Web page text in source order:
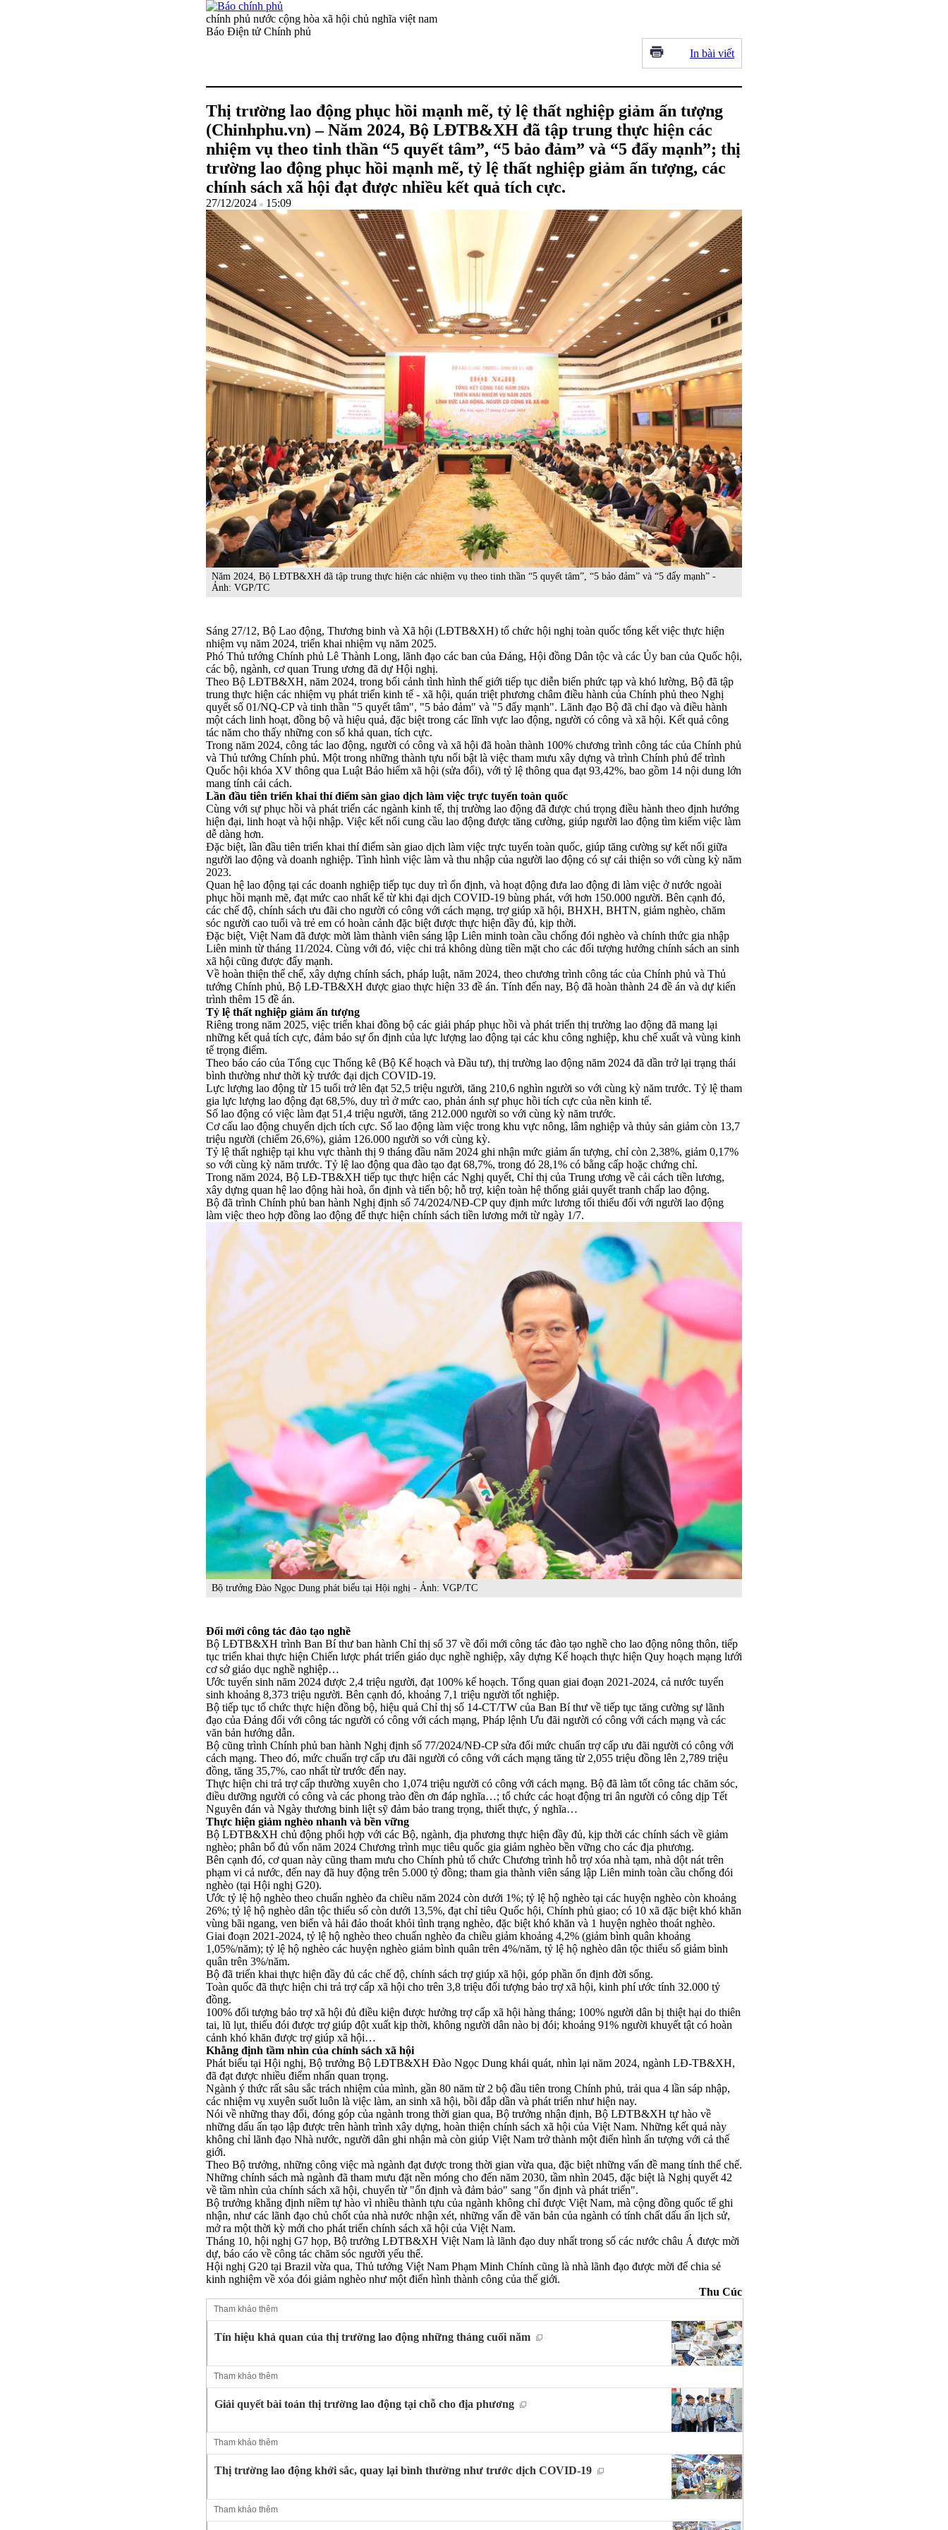
chính phủ nước cộng hòa xã hội chủ nghĩa việt nam
Báo Điện tử Chính phủ
In bài viết
Thị trường lao động phục hồi mạnh mẽ, tỷ lệ thất nghiệp giảm ấn tượng
(Chinhphu.vn) – Năm 2024, Bộ LĐTB&XH đã tập trung thực hiện các
nhiệm vụ theo tinh thần “5 quyết tâm”, “5 bảo đảm” và “5 đẩy mạnh”; thị
trường lao động phục hồi mạnh mẽ, tỷ lệ thất nghiệp giảm ấn tượng, các
chính sách xã hội đạt được nhiều kết quả tích cực.
27/12/2024 15:09
Năm 2024, Bộ LĐTB&XH đã tập trung thực hiện các nhiệm vụ theo tinh thần “5 quyết tâm”, “5 bảo đảm” và “5 đẩy mạnh” -
Ảnh: VGP/TC
Sáng 27/12, Bộ Lao động, Thương binh và Xã hội (LĐTB&XH) tổ chức hội nghị toàn quốc tổng kết việc thực hiện
nhiệm vụ năm 2024, triển khai nhiệm vụ năm 2025.
Phó Thủ tướng Chính phủ Lê Thành Long, lãnh đạo các ban của Đảng, Hội đồng Dân tộc và các Ủy ban của Quốc hội,
các bộ, ngành, cơ quan Trung ương đã dự Hội nghị.
Theo Bộ LĐTB&XH, năm 2024, trong bối cảnh tình hình thế giới tiếp tục diễn biến phức tạp và khó lường, Bộ đã tập
trung thực hiện các nhiệm vụ phát triển kinh tế - xã hội, quán triệt phương châm điều hành của Chính phủ theo Nghị
quyết số 01/NQ-CP và tinh thần "5 quyết tâm", "5 bảo đảm" và "5 đẩy mạnh". Lãnh đạo Bộ đã chỉ đạo và điều hành
một cách linh hoạt, đồng bộ và hiệu quả, đặc biệt trong các lĩnh vực lao động, người có công và xã hội. Kết quả công
tác năm cho thấy những con số khả quan, tích cực.
Trong năm 2024, công tác lao động, người có công và xã hội đã hoàn thành 100% chương trình công tác của Chính phủ
và Thủ tướng Chính phủ. Một trong những thành tựu nổi bật là việc tham mưu xây dựng và trình Chính phủ để trình
Quốc hội khóa XV thông qua Luật Bảo hiểm xã hội (sửa đổi), với tỷ lệ thông qua đạt 93,42%, bao gồm 14 nội dung lớn
mang tính cải cách.
Lần đầu tiên triển khai thí điểm sàn giao dịch làm việc trực tuyến toàn quốc
Cùng với sự phục hồi và phát triển các ngành kinh tế, thị trường lao động đã được chú trọng điều hành theo định hướng
hiện đại, linh hoạt và hội nhập. Việc kết nối cung cầu lao động được tăng cường, giúp người lao động tìm kiếm việc làm
dễ dàng hơn.
Đặc biệt, lần đầu tiên triển khai thí điểm sàn giao dịch làm việc trực tuyến toàn quốc, giúp tăng cường sự kết nối giữa
người lao động và doanh nghiệp. Tình hình việc làm và thu nhập của người lao động có sự cải thiện so với cùng kỳ năm
2023.
Quan hệ lao động tại các doanh nghiệp tiếp tục duy trì ổn định, và hoạt động đưa lao động đi làm việc ở nước ngoài
phục hồi mạnh mẽ, đạt mức cao nhất kể từ khi đại dịch COVID-19 bùng phát, với hơn 150.000 người. Bên cạnh đó,
các chế độ, chính sách ưu đãi cho người có công với cách mạng, trợ giúp xã hội, BHXH, BHTN, giảm nghèo, chăm
sóc người cao tuổi và trẻ em có hoàn cảnh đặc biệt được thực hiện đầy đủ, kịp thời.
Đặc biệt, Việt Nam đã được mời làm thành viên sáng lập Liên minh toàn cầu chống đói nghèo và chính thức gia nhập
Liên minh từ tháng 11/2024. Cùng với đó, việc chi trả không dùng tiền mặt cho các đối tượng hưởng chính sách an sinh
xã hội cũng được đẩy mạnh.
Về hoàn thiện thể chế, xây dựng chính sách, pháp luật, năm 2024, theo chương trình công tác của Chính phủ và Thủ
tướng Chính phủ, Bộ LĐ-TB&XH được giao thực hiện 33 đề án. Tính đến nay, Bộ đã hoàn thành 24 đề án và dự kiến
trình thêm 15 đề án.
Tỷ lệ thất nghiệp giảm ấn tượng
Riêng trong năm 2025, việc triển khai đồng bộ các giải pháp phục hồi và phát triển thị trường lao động đã mang lại
những kết quả tích cực, đảm bảo sự ổn định của lực lượng lao động tại các khu công nghiệp, khu chế xuất và vùng kinh
tế trọng điểm.
Theo báo cáo của Tổng cục Thống kê (Bộ Kế hoạch và Đầu tư), thị trường lao động năm 2024 đã dần trở lại trạng thái
bình thường như thời kỳ trước đại dịch COVID-19.
Lực lượng lao động từ 15 tuổi trở lên đạt 52,5 triệu người, tăng 210,6 nghìn người so với cùng kỳ năm trước. Tỷ lệ tham
gia lực lượng lao động đạt 68,5%, duy trì ở mức cao, phản ánh sự phục hồi tích cực của nền kinh tế.
Số lao động có việc làm đạt 51,4 triệu người, tăng 212.000 người so với cùng kỳ năm trước.
Cơ cấu lao động chuyển dịch tích cực. Số lao động làm việc trong khu vực nông, lâm nghiệp và thủy sản giảm còn 13,7
triệu người (chiếm 26,6%), giảm 126.000 người so với cùng kỳ.
Tỷ lệ thất nghiệp tại khu vực thành thị 9 tháng đầu năm 2024 ghi nhận mức giảm ấn tượng, chỉ còn 2,38%, giảm 0,17%
so với cùng kỳ năm trước. Tỷ lệ lao động qua đào tạo đạt 68,7%, trong đó 28,1% có bằng cấp hoặc chứng chỉ.
Trong năm 2024, Bộ LĐ-TB&XH tiếp tục thực hiện các Nghị quyết, Chỉ thị của Trung ương về cải cách tiền lương,
xây dựng quan hệ lao động hài hoà, ổn định và tiến bộ; hỗ trợ, kiện toàn hệ thống giải quyết tranh chấp lao động.
Bộ đã trình Chính phủ ban hành Nghị định số 74/2024/NĐ-CP quy định mức lương tối thiểu đối với người lao động
làm việc theo hợp đồng lao động để thực hiện chính sách tiền lương mới từ ngày 1/7.
Bộ trưởng Đào Ngọc Dung phát biểu tại Hội nghị - Ảnh: VGP/TC
Đổi mới công tác đào tạo nghề
Bộ LĐTB&XH trình Ban Bí thư ban hành Chỉ thị số 37 về đổi mới công tác đào tạo nghề cho lao động nông thôn, tiếp
tục triển khai thực hiện Chiến lược phát triển giáo dục nghề nghiệp, xây dựng Kế hoạch thực hiện Quy hoạch mạng lưới
cơ sở giáo dục nghề nghiệp…
Ước tuyển sinh năm 2024 được 2,4 triệu người, đạt 100% kế hoạch. Tổng quan giai đoạn 2021-2024, cả nước tuyển
sinh khoảng 8,373 triệu người. Bên cạnh đó, khoảng 7,1 triệu người tốt nghiệp.
Bộ tiếp tục tổ chức thực hiện đồng bộ, hiệu quả Chỉ thị số 14-CT/TW của Ban Bí thư về tiếp tục tăng cường sự lãnh
đạo của Đảng đối với công tác người có công với cách mạng, Pháp lệnh Ưu đãi người có công với cách mạng và các
văn bản hướng dẫn.
Bộ cũng trình Chính phủ ban hành Nghị định số 77/2024/NĐ-CP sửa đổi mức chuẩn trợ cấp ưu đãi người có công với
cách mạng. Theo đó, mức chuẩn trợ cấp ưu đãi người có công với cách mạng tăng từ 2,055 triệu đồng lên 2,789 triệu
đồng, tăng 35,7%, cao nhất từ trước đến nay.
Thực hiện chi trả trợ cấp thường xuyên cho 1,074 triệu người có công với cách mạng. Bộ đã làm tốt công tác chăm sóc,
điều dưỡng người có công và các phong trào đền ơn đáp nghĩa…; tổ chức các hoạt động tri ân người có công dịp Tết
Nguyên đán và Ngày thương binh liệt sỹ đảm bảo trang trọng, thiết thực, ý nghĩa…
Thực hiện giảm nghèo nhanh và bền vững
Bộ LĐTB&XH chủ động phối hợp với các Bộ, ngành, địa phương thực hiện đầy đủ, kịp thời các chính sách về giảm
nghèo; phân bổ đủ vốn năm 2024 Chương trình mục tiêu quốc gia giảm nghèo bền vững cho các địa phương.
Bên cạnh đó, cơ quan này cũng tham mưu cho Chính phủ tổ chức Chương trình hỗ trợ xóa nhà tạm, nhà dột nát trên
phạm vi cả nước, đến nay đã huy động trên 5.000 tỷ đồng; tham gia thành viên sáng lập Liên minh toàn cầu chống đói
nghèo (tại Hội nghị G20).
Ước tỷ lệ hộ nghèo theo chuẩn nghèo đa chiều năm 2024 còn dưới 1%; tỷ lệ hộ nghèo tại các huyện nghèo còn khoảng
26%; tỷ lệ hộ nghèo dân tộc thiểu số còn dưới 13,5%, đạt chỉ tiêu Quốc hội, Chính phủ giao; có 10 xã đặc biệt khó khăn
vùng bãi ngang, ven biển và hải đảo thoát khỏi tình trạng nghèo, đặc biệt khó khăn và 1 huyện nghèo thoát nghèo.
Giai đoạn 2021-2024, tỷ lệ hộ nghèo theo chuẩn nghèo đa chiều giảm khoảng 4,2% (giảm bình quân khoảng
1,05%/năm); tỷ lệ hộ nghèo các huyện nghèo giảm bình quân trên 4%/năm, tỷ lệ hộ nghèo dân tộc thiểu số giảm bình
quân trên 3%/năm.
Bộ đã triển khai thực hiện đầy đủ các chế độ, chính sách trợ giúp xã hội, góp phần ổn định đời sống.
Toàn quốc đã thực hiện chi trả trợ cấp xã hội cho trên 3,8 triệu đối tượng bảo trợ xã hội, kinh phí ước tính 32.000 tỷ
đồng.
100% đối tượng bảo trợ xã hội đủ điều kiện được hưởng trợ cấp xã hội hàng tháng; 100% người dân bị thiệt hại do thiên
tai, lũ lụt, thiếu đói được trợ giúp đột xuất kịp thời, không người dân nào bị đói; khoảng 91% người khuyết tật có hoàn
cảnh khó khăn được trợ giúp xã hội…
Khẳng định tầm nhìn của chính sách xã hội
Phát biểu tại Hội nghị, Bộ trưởng Bộ LĐTB&XH Đào Ngọc Dung khái quát, nhìn lại năm 2024, ngành LĐ-TB&XH,
đã đạt được nhiều điểm nhấn quan trọng.
Ngành ý thức rất sâu sắc trách nhiệm của mình, gần 80 năm từ 2 bộ đầu tiên trong Chính phủ, trải qua 4 lần sáp nhập,
các nhiệm vụ xuyên suốt luôn là việc làm, an sinh xã hội, bồi đắp dần và phát triển như hiện nay.
Nói về những thay đổi, đóng góp của ngành trong thời gian qua, Bộ trưởng nhận định, Bộ LĐTB&XH tự hào về
những dấu ấn tạo lập được trên hành trình xây dựng, hoàn thiện chính sách xã hội của Việt Nam. Những kết quả này
không chỉ lãnh đạo Nhà nước, người dân ghi nhận mà còn giúp Việt Nam trở thành một điển hình ấn tượng với cả thế
giới.
Theo Bộ trưởng, những công việc mà ngành đạt được trong thời gian vừa qua, đặc biệt những vấn đề mang tính thể chế.
Những chính sách mà ngành đã tham mưu đặt nền móng cho đến năm 2030, tầm nhìn 2045, đặc biệt là Nghị quyết 42
về tầm nhìn của chính sách xã hội, chuyển từ "ổn định và đảm bảo" sang "ổn định và phát triển".
Bộ trưởng khẳng định niềm tự hào vì nhiều thành tựu của ngành không chỉ được Việt Nam, mà cộng đồng quốc tế ghi
nhận, như các lãnh đạo chủ chốt của nhà nước nhận xét, những vấn đề văn bản của ngành có tính chất dấu ấn lịch sử,
mở ra một thời kỳ mới cho phát triển chính sách xã hội của Việt Nam.
Tháng 10, hội nghị G7 họp, Bộ trưởng LĐTB&XH Việt Nam là lãnh đạo duy nhất trong số các nước châu Á được mời
dự, báo cáo về công tác chăm sóc người yếu thế.
Hội nghị G20 tại Brazil vừa qua, Thủ tướng Việt Nam Phạm Minh Chính cũng là nhà lãnh đạo được mời để chia sẻ
kinh nghiệm về xóa đói giảm nghèo như một điển hình thành công của thế giới.
Thu Cúc
Tham khảo thêm
Tín hiệu khả quan của thị trường lao động những tháng cuối năm
Tham khảo thêm
Giải quyết bài toán thị trường lao động tại chỗ cho địa phương
Tham khảo thêm
Thị trường lao động khởi sắc, quay lại bình thường như trước dịch COVID-19
Tham khảo thêm